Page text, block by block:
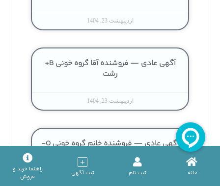
اردیبهشت 23, 1404
آگهی عادی — فروشنده آقا گروه خونی B+
رشت
اردیبهشت 23, 1404
آگهی عادی — فروشنده خانم گروه خونی O-
خانه ثبت نام ثبت آگهی
راهنما خرید و
فروش